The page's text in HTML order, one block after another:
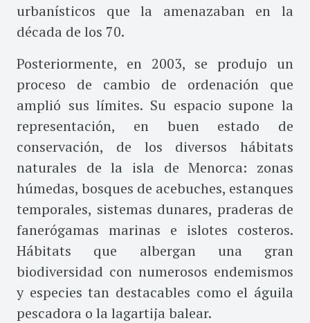
urbanísticos que la amenazaban en la
década de los 70.
Posteriormente, en 2003, se produjo un
proceso de cambio de ordenación que
amplió sus límites. Su espacio supone la
representación, en buen estado de
conservación, de los diversos hábitats
naturales de la isla de Menorca: zonas
húmedas, bosques de acebuches, estanques
temporales, sistemas dunares, praderas de
fanerógamas marinas e islotes costeros.
Hábitats que albergan una gran
biodiversidad con numerosos endemismos
y especies tan destacables como el águila
pescadora o la lagartija balear.